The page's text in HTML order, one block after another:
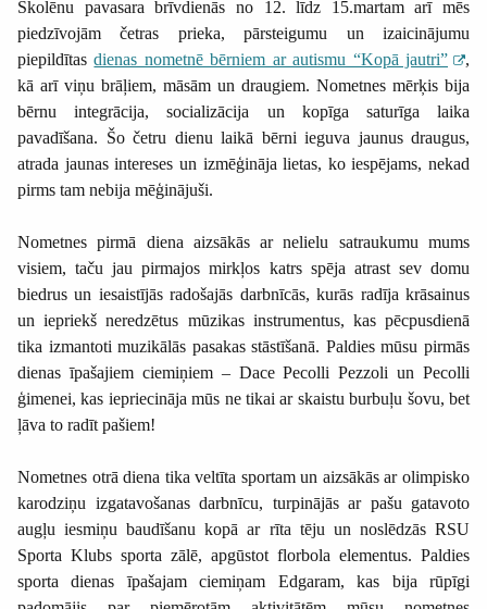
Skolēnu pavasara brīvdienās no 12. līdz 15.martam arī mēs
piedzīvojām četras prieka, pārsteigumu un izaicinājumu
piepildītasdienas nometnē bērniem ar autismu “Kopā jautri”
,
kā arī viņu brāļiem, māsām un draugiem. Nometnes mērķis bija
bērnu integrācija, socializācija un kopīga saturīga laika
pavadīšana. Šo četru dienu laikā bērni ieguva jaunus draugus,
atrada jaunas intereses un izmēģināja lietas, ko iespējams, nekad
pirms tam nebija mēģinājuši.
Nometnes pirmā diena aizsākās ar nelielu satraukumu mums
visiem, taču jau pirmajos mirkļos katrs spēja atrast sev domu
biedrus un iesaistījās radošajās darbnīcās, kurās radīja krāsainus
un iepriekš neredzētus mūzikas instrumentus, kas pēcpusdienā
tika izmantoti muzikālās pasakas stāstīšanā. Paldies mūsu pirmās
dienas īpašajiem ciemiņiem – Dace Pecolli Pezzoli un Pecolli
ģimenei, kas iepriecināja mūs ne tikai ar skaistu burbuļu šovu, bet
ļāva to radīt pašiem!
Nometnes otrā diena tika veltīta sportam un aizsākās ar olimpisko
karodziņu izgatavošanas darbnīcu, turpinājās ar pašu gatavoto
augļu iesmiņu baudīšanu kopā ar rīta tēju un noslēdzās RSU
Sporta Klubs sporta zālē, apgūstot florbola elementus. Paldies
sporta dienas īpašajam ciemiņam Edgaram, kas bija rūpīgi